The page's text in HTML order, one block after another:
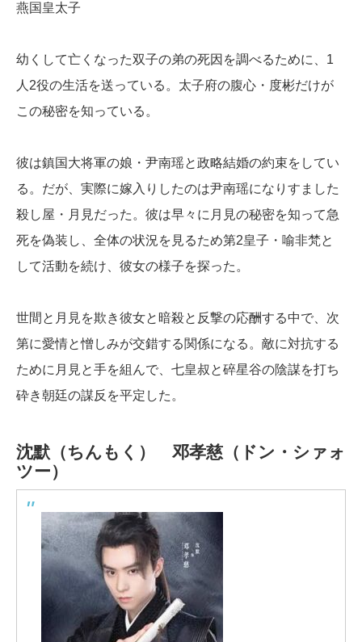
燕国皇太子
幼くして亡くなった双子の弟の死因を調べるために、1
人2役の生活を送っている。太子府の腹心・度彬だけが
この秘密を知っている。
彼は鎮国大将軍の娘・尹南瑶と政略結婚の約束をしてい
る。だが、実際に嫁入りしたのは尹南瑶になりすました
殺し屋・月見だった。彼は早々に月見の秘密を知って急
死を偽装し、全体の状況を見るため第2皇子・喻非梵と
して活動を続け、彼女の様子を探った。
世間と月見を欺き彼女と暗殺と反撃の応酬する中で、次
第に愛情と憎しみが交錯する関係になる。敵に対抗する
ために月見と手を組んで、七皇叔と碎星谷の陰謀を打ち
砕き朝廷の謀反を平定した。
沈默（ちんもく）
邓孝慈（ドン・シァォ
ツー）